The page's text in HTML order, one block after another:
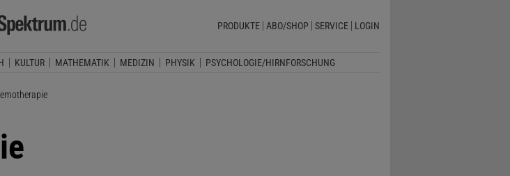
PRODUKTE ABO/SHOP SERVICE LOGIN
KULTUR MATHEMATIK MEDIZIN PHYSIK PSYCHOLOGIE/HIRNFORSCHUNG
Seite: